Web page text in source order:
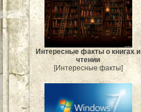
Интересные факты о книгах и
чтении
[Интересные факты]